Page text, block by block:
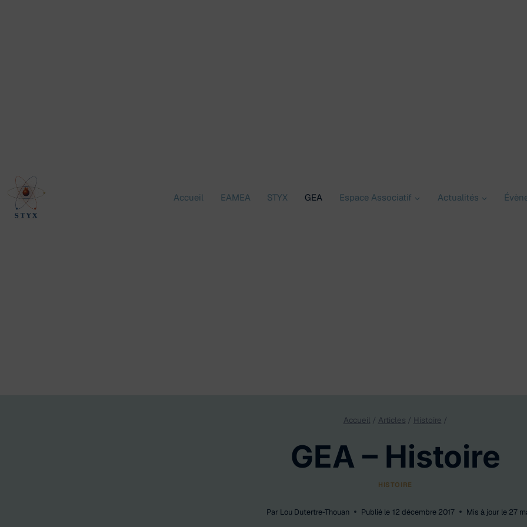
Accueil EAMEA STYX GEA Espace Associatif Actualités
Accueil / Articles / Histoire /
GEA – Histoire
HISTOIRE
Par Lou Dutertre-Thouan Publié le 12 décembre 2017 Mis à jour le 27